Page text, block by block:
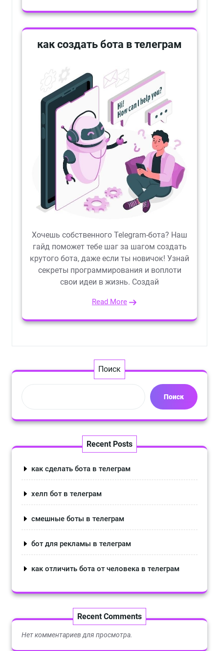
как создать бота в телеграм
Хочешь собственного Telegram-бота? Наш
гайд поможет тебе шаг за шагом создать
крутого бота, даже если ты новичок! Узнай
секреты программирования и воплоти
свои идеи в жизнь. Создай
Read More
Поиск
Поиск
Recent Posts
как сделать бота в телеграм
хелп бот в телеграм
смешные боты в телеграм
бот для рекламы в телеграм
как отличить бота от человека в телеграм
Recent Comments
Нет комментариев для просмотра.